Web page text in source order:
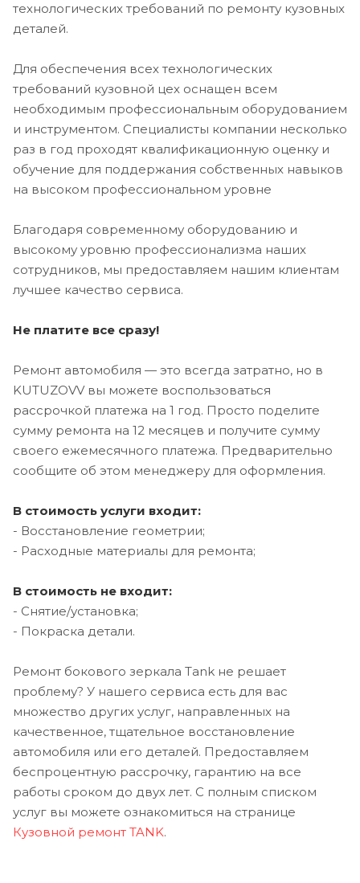
технологических требований по ремонту кузовных
деталей.
Для обеспечения всех технологических
требований кузовной цех оснащен всем
необходимым профессиональным оборудованием
и инструментом. Специалисты компании несколько
раз в год проходят квалификационную оценку и
обучение для поддержания собственных навыков
на высоком профессиональном уровне
Благодаря современному оборудованию и
высокому уровню профессионализма наших
сотрудников, мы предоставляем нашим клиентам
лучшее качество сервиса.
Не платите все сразу!
Ремонт автомобиля — это всегда затратно, но в
KUTUZOVV вы можете воспользоваться
рассрочкой платежа на 1 год. Просто поделите
сумму ремонта на 12 месяцев и получите сумму
своего ежемесячного платежа. Предварительно
сообщите об этом менеджеру для оформления.
В стоимость услуги входит:
- Восстановление геометрии;
- Расходные материалы для ремонта;
В стоимость не входит:
- Снятие/установка;
- Покраска детали.
Ремонт бокового зеркала Tank не решает
проблему? У нашего сервиса есть для вас
множество других услуг, направленных на
качественное, тщательное восстановление
автомобиля или его деталей. Предоставляем
беспроцентную рассрочку, гарантию на все
работы сроком до двух лет. С полным списком
услуг вы можете ознакомиться на странице
Кузовной ремонт TANK.